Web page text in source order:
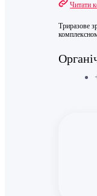
Читати
Триразове